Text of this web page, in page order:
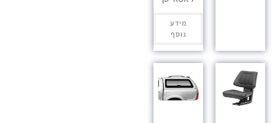
מידע
נוסף